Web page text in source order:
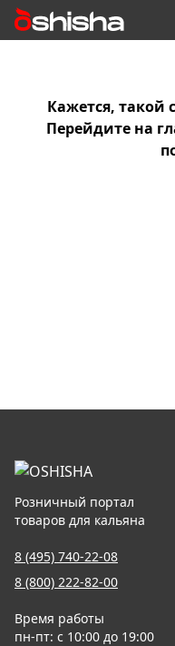
Кажется, такой
Перейдите на
Розничный портал
товаров для кальяна
8 (495) 740-22-08
8 (800) 222-82-00
Время работы
пн-пт: с 10:00 до 19:00